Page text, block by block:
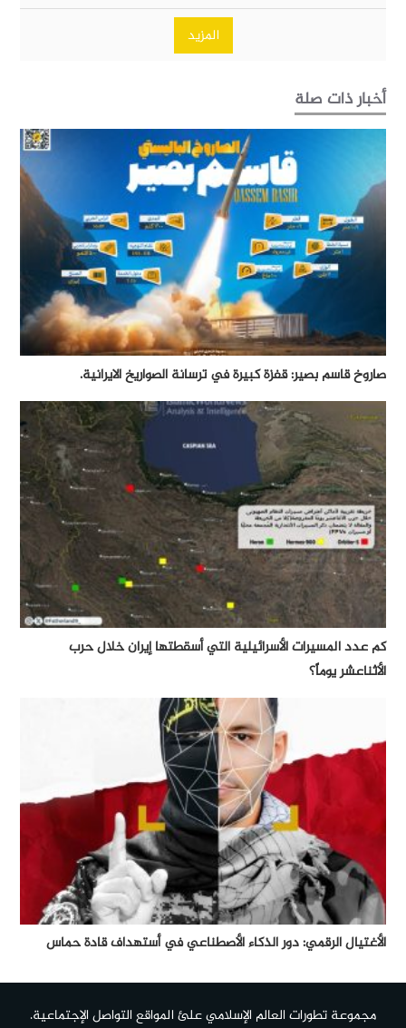
المزيد
أخبار ذات صلة
صاروخ قاسم بصير: قفزة كبيرة في ترسانة الصواريخ الايرانية.
كم عدد المسيرات الأسرائيلية التي أسقطتها إيران خلال حرب
الأثناعشر يوماً؟
الأغتيال الرقمي: دور الذكاء الأصطناعي في أستهداف قادة حماس
مجموعة تطورات العالم الإسلامي علئ المواقع التواصل الإجتماعية.